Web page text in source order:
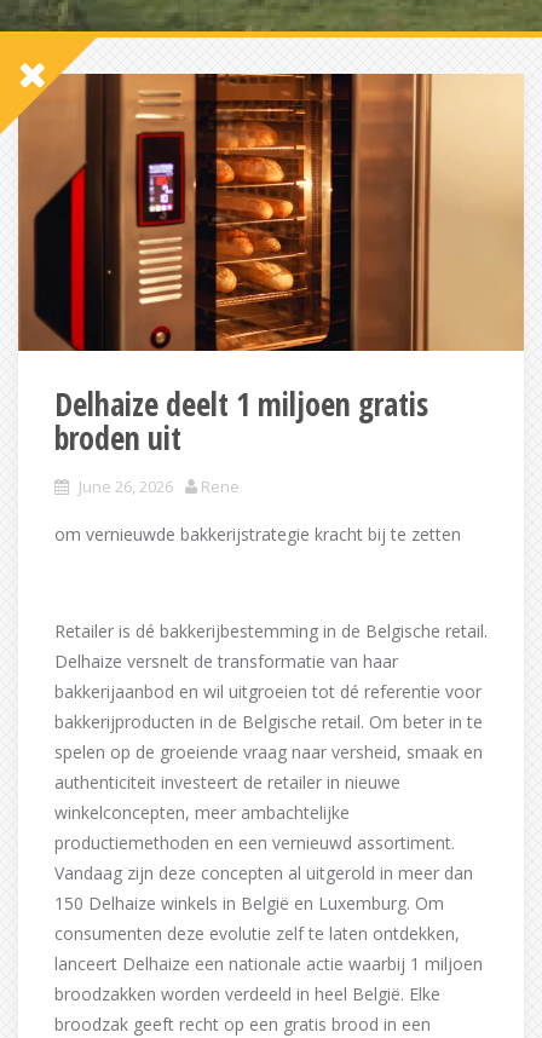
Delhaize deelt 1 miljoen gratis
broden uit
June 26, 2026 Rene
om vernieuwde bakkerijstrategie kracht bij te zetten
Retailer is dé bakkerijbestemming in de Belgische retail.
Delhaize versnelt de transformatie van haar
bakkerijaanbod en wil uitgroeien tot dé referentie voor
bakkerijproducten in de Belgische retail. Om beter in te
spelen op de groeiende vraag naar versheid, smaak en
authenticiteit investeert de retailer in nieuwe
winkelconcepten, meer ambachtelijke
productiemethoden en een vernieuwd assortiment.
Vandaag zijn deze concepten al uitgerold in meer dan
150 Delhaize winkels in België en Luxemburg. Om
consumenten deze evolutie zelf te laten ontdekken,
lanceert Delhaize een nationale actie waarbij 1 miljoen
broodzakken worden verdeeld in heel België. Elke
broodzak geeft recht op een gratis brood in een